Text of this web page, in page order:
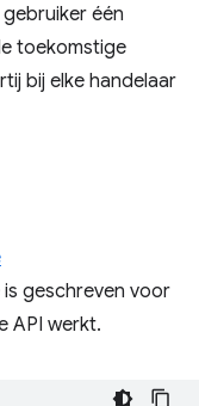
één
toekomstige
bij elke handelaar
geschreven voor
API werkt.